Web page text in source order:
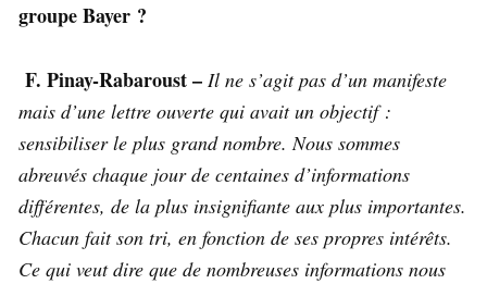
groupe Bayer ?
F. Pinay-Rabaroust – Il ne s’agit pas d’un manifeste
mais d’une lettre ouverte qui avait un objectif :
sensibiliser le plus grand nombre. Nous sommes
abreuvés chaque jour de centaines d’informations
différentes, de la plus insignifiante aux plus importantes.
Chacun fait son tri, en fonction de ses propres intérêts.
Ce qui veut dire que de nombreuses informations nous